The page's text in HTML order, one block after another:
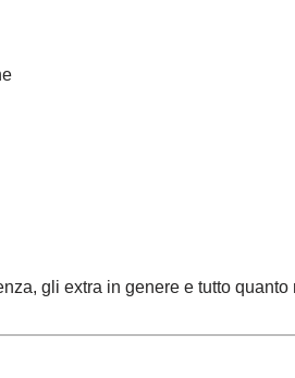
gli extra in genere e tutto